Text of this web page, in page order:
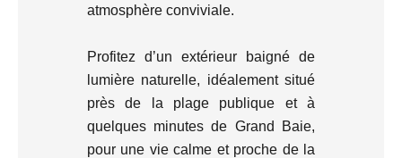
atmosphère conviviale.
Profitez d’un extérieur baigné de
lumière naturelle, idéalement situé
près de la plage publique et à
quelques minutes de Grand Baie,
pour une vie calme et proche de la